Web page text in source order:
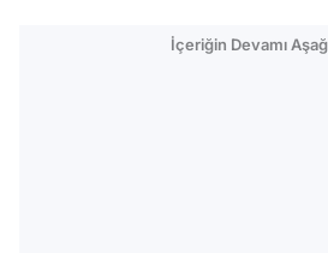
İçeriğin Devamı